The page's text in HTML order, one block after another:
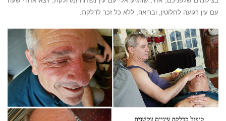
עם עין רגועה לחלוטין, ובריאה, ללא כל זכר לדלקת.